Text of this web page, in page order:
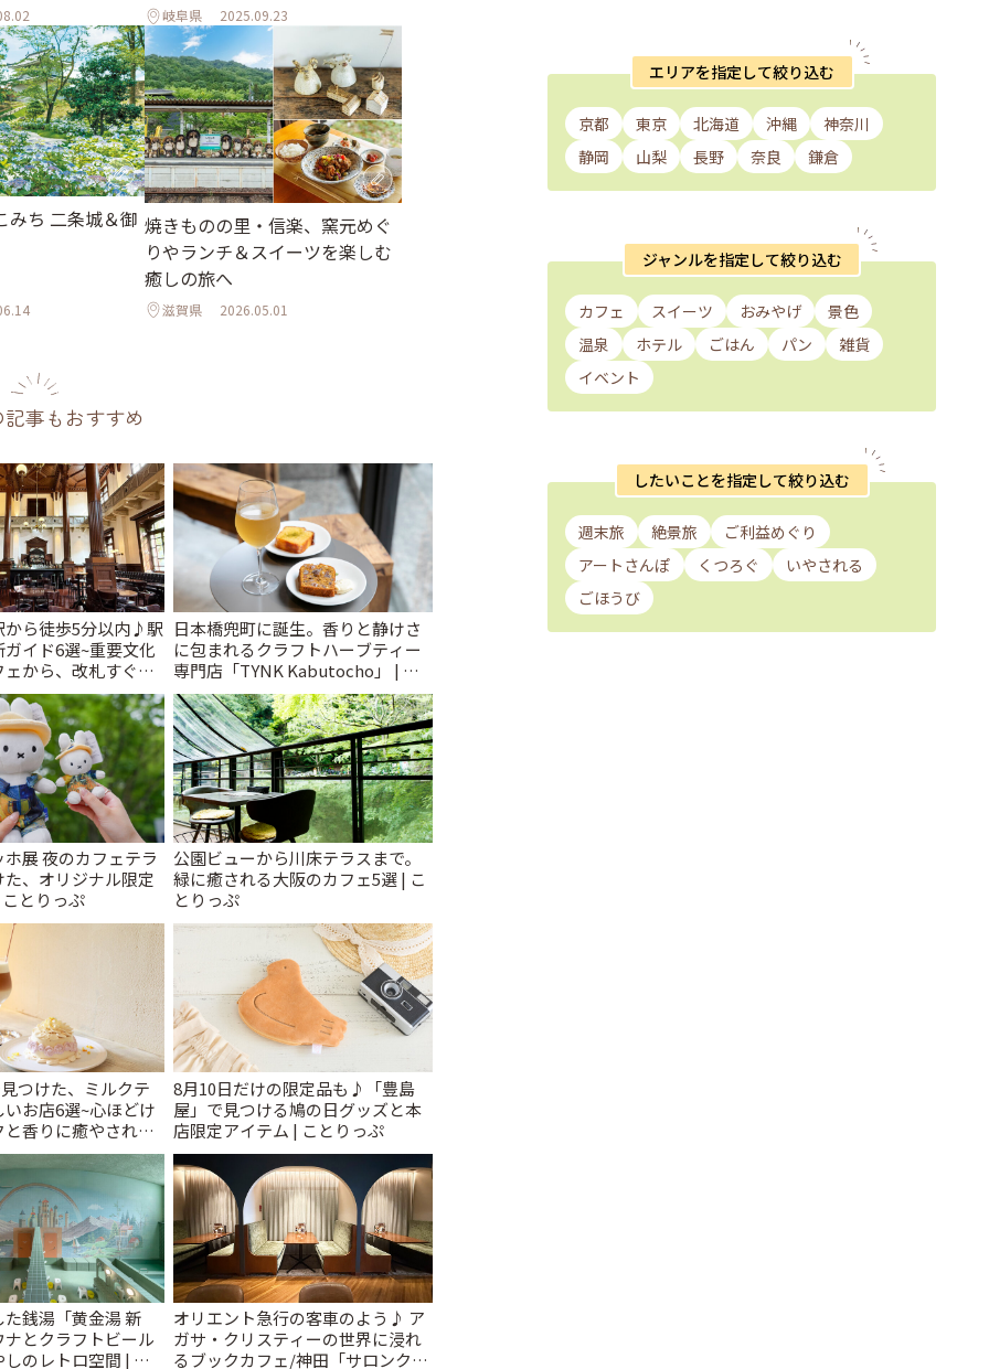
岐阜県 2025.09.23
みち 二条城＆御 焼きものの里・信楽、窯元めぐ
りやランチ＆スイーツを楽しむ
癒しの旅へ
滋賀県 2026.05.01
事もおすすめ
から徒歩5分以内♪駅
イド6選~重要文化
から、改札すぐの
~ | ことりっぷ
日本橋兜町に誕生。香りと静けさ
に包まれるクラフトハーブティー
専門店「TYNK Kabutocho」 | こ
とりっぷ
展 夜のカフェテラ
、オリジナル限定
とりっぷ
公園ビューから川床テラスまで。
緑に癒される大阪のカフェ5選 | こ
とりっぷ
つけた、ミルクテ
お店6選~心ほどけ
香りに癒やされる
| ことりっぷ
8月10日だけの限定品も♪「豊島
屋」で見つける鳩の日グッズと本
店限定アイテム | ことりっぷ
銭湯「黄金湯 新
とクラフトビール
のレトロ空間 | こ
オリエント急行の客車のよう♪ ア
ガサ・クリスティーの世界に浸れ
るブックカフェ/神田「サロンクリ
エリアを指定して絞り込む
京都 東京 北海道 沖縄
神奈川
静岡
山梨 長野 奈良 鎌倉
ジャンルを指定して絞り込む
カフェ スイーツ おみやげ
景色
温泉
ホテル ごはん パン
雑貨
イベント
したいことを指定して絞り込む
週末旅 絶景旅
ご利益めぐり
アートさんぽ
くつろぐ
いやされる
ごほうび